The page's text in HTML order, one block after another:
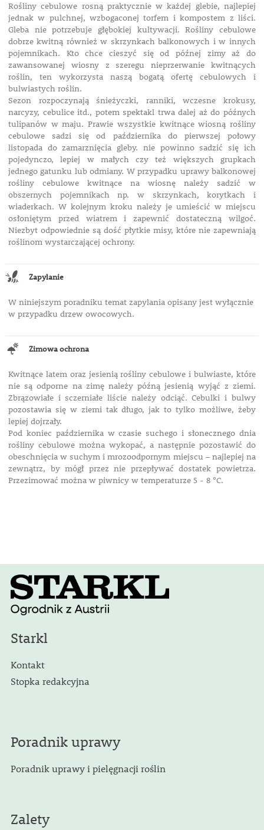
Rośliny cebulowe rosną praktycznie w każdej glebie, najlepiej
jednak w pulchnej, wzbogaconej torfem i kompostem z liści.
Gleba nie potrzebuje głębokiej kultywacji. Rośliny cebulowe
dobrze kwitną również w skrzynkach balkonowych i w innych
pojemnikach. Kto chce cieszyć się od późnej zimy aż do
zawansowanej wiosny z szeregu nieprzerwanie kwitnących
roślin, ten wykorzysta naszą bogatą ofertę cebulowych i
bulwiastych roślin.
Sezon rozpoczynają śnieżyczki, ranniki, wczesne krokusy,
narcyzy, cebulice itd., potem spektakl trwa dalej aż do późnych
tulipanów w maju. Prawie wszystkie kwitnące wiosną rośliny
cebulowe sadzi się od października do pierwszej połowy
listopada do zamarznięcia gleby. nie powinno sadzić się ich
pojedynczo, lepiej w małych czy też większych grupkach
jednego gatunku lub odmiany. W przypadku uprawy balkonowej
rośliny cebulowe kwitnące na wiosnę należy sadzić w
obszernych pojemnikach np. w skrzynkach, korytkach i
wiaderkach. W kolejnym kroku należy je umieścić w miejscu
osłoniętym przed wiatrem i zapewnić dostateczną wilgoć.
Niezbyt odpowiednie są dość płytkie misy, które nie zapewniają
roślinom wystarczającej ochrony.
Zapylanie
W niniejszym poradniku temat zapylania opisany jest wyłącznie
w przypadku drzew owocowych.
Zimowa ochrona
Kwitnące latem oraz jesienią rośliny cebulowe i bulwiaste, które
nie są odporne na zimę należy późną jesienią wyjąć z ziemi.
Zbrązowiałe i sczerniałe liście należy odciąć. Cebulki i bulwy
pozostawia się w ziemi tak długo, jak to tylko możliwe, żeby
lepiej dojrzały.
Pod koniec października w czasie suchego i słonecznego dnia
rośliny cebulowe można wykopać, a następnie pozostawić do
obeschnięcia w suchym i mrozoodpornym miejscu – najlepiej na
zewnątrz, by mógł przez nie przepływać dostatek powietrza.
Przezimować można w piwnicy w temperaturze 5 - 8 °C.
Starkl
Kontakt
Stopka redakcyjna
Poradnik uprawy
Poradnik uprawy i pielęgnacji roślin
Zalety